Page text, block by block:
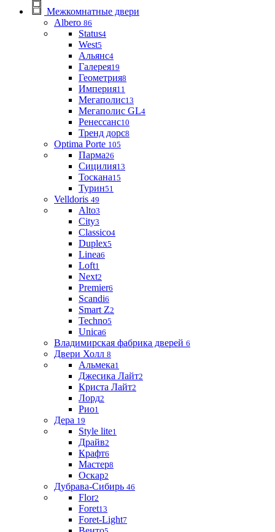
Межкомнатные двери
Albero 86
Status4
West5
Альянс4
Галерея19
Геометрия8
Империя11
Мегаполис13
Мегаполис GL4
Ренессанс10
Тренд дорс8
Optima Porte 105
Парма26
Сицилия13
Тоскана15
Турин51
Velldoris 49
Alto3
City3
Classico4
Duplex5
Linea6
Loft1
Next2
Premier6
Scandi6
Smart Z2
Techno5
Unica6
Владимирская фабрика дверей 6
Двери Холл 8
Альмека1
Джесика Лайт2
Криста Лайт2
Лорд2
Рио1
Дера 19
Style lite1
Драйв2
Крафт6
Мастер8
Оскар2
Дубрава-Сибирь 46
Flor2
Foret13
Foret-Light7